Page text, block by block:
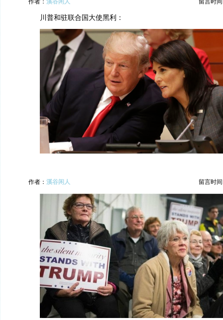
作者： 溪谷闲人 留言时间
川普和驻联合国大使黑利：
作者： 溪谷闲人 留言时间